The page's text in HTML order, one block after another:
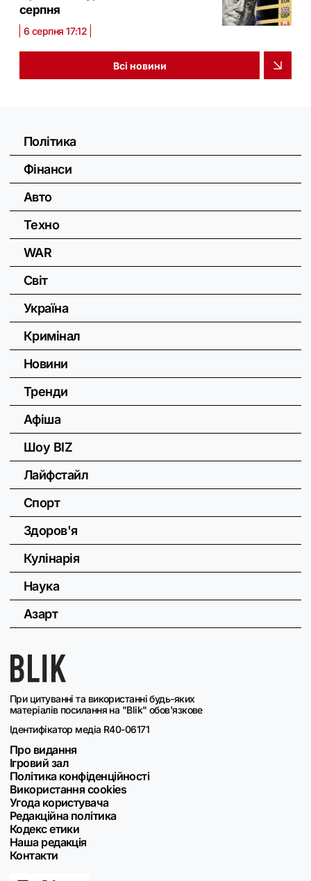
серпня
6 серпня 17:12
Всі новини
При цитуванні та використанні будь-яких
матеріалів посилання на "Blik" обов'язкове
Ідентифікатор медіа R40-06171
Про видання
Ігровий зал
Політика конфіденційності
Використання cookies
Угода користувача
Редакційна політика
Кодекс етики
Наша редакція
Контакти
Політика
Фінанси
Авто
Техно
WAR
Світ
Україна
Кримінал
Новини
Тренди
Афіша
Шоу BIZ
Лайфстайл
Спорт
Здоров'я
Кулінарія
Наука
Азарт